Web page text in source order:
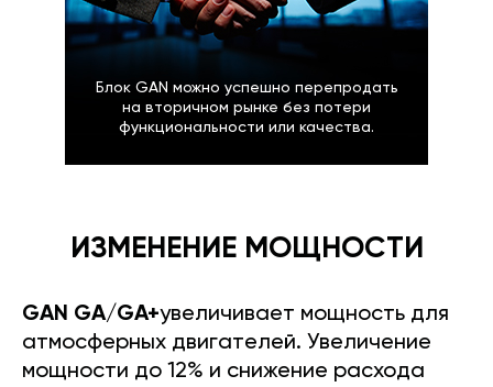
Блок GAN можно успешно перепродать
на вторичном рынке без потери
функциональности или качества.
ИЗМЕНЕНИЕ МОЩНОСТИ
GAN GA/GA+увеличивает мощность для
атмосферных двигателей. Увеличение
мощности до 12% и снижение расхода